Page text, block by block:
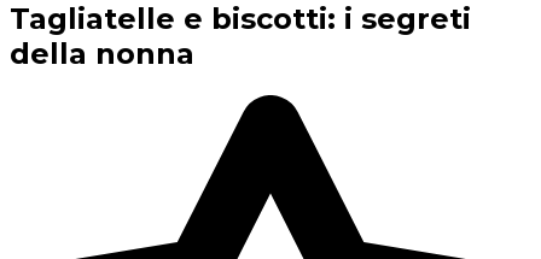
Tagliatelle e biscotti: i segreti
della nonna